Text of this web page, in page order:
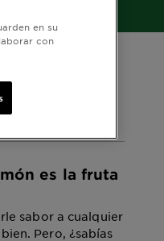
el
es la fruta
sabor a cualquier
Pero, ¿sabías
en su
con